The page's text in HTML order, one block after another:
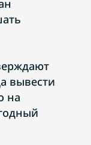
вывести
на